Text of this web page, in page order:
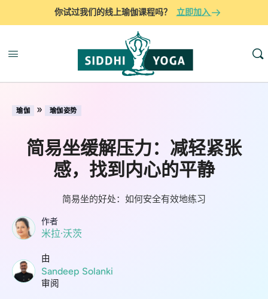
你试过我们的线上瑜伽课程吗？ 立即加入
瑜伽 » 瑜伽姿势
简易坐缓解压力：减轻紧张
感，找到内心的平静
简易坐的好处：如何安全有效地练习
作者
米拉·沃茨
由
Sandeep Solanki
审阅